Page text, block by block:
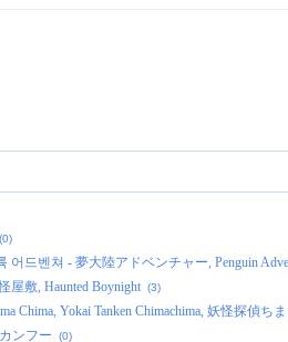
(0)
어드벤쳐 - 夢大陸アドベンチャー, Penguin
屋敷, Haunted Boynight (3)
Chima, Yokai Tanken Chimachima, 妖怪探偵ち
ンフー (0)